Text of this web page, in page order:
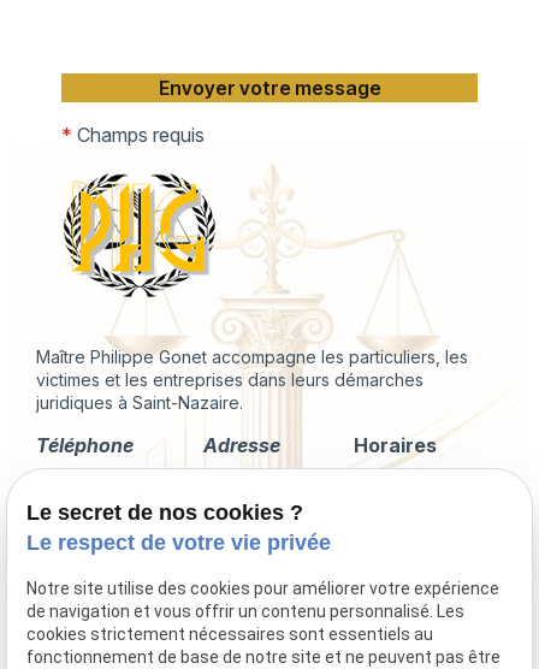
* Champs requis
Maître Philippe Gonet accompagne les particuliers, les
victimes et les entreprises dans leurs démarches
juridiques à Saint-Nazaire.
Téléphone
Adresse
Corps de
Garde
44600 Saint-
Nazaire
Horaires
Le secret de nos cookies ?
Le respect de votre vie privée
Notre site utilise des cookies pour améliorer votre expérience
de navigation et vous offrir un contenu personnalisé. Les
cookies strictement nécessaires sont essentiels au
fonctionnement de base de notre site et ne peuvent pas être